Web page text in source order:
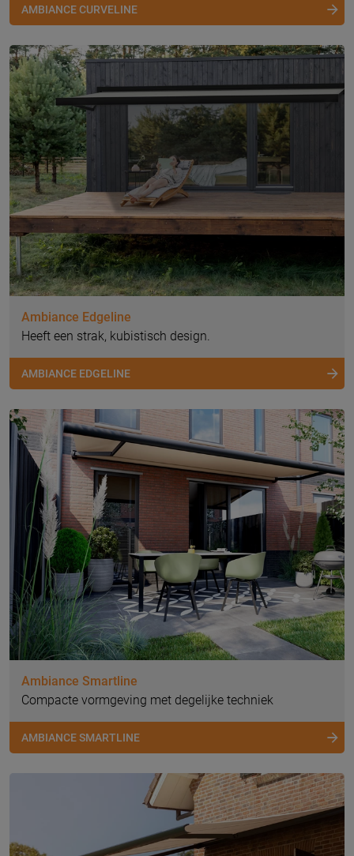
AMBIANCE CURVELINE
Ambiance Edgeline
Heeft een strak, kubistisch design.
AMBIANCE EDGELINE
Ambiance Smartline
Compacte vormgeving met degelijke techniek
AMBIANCE SMARTLINE